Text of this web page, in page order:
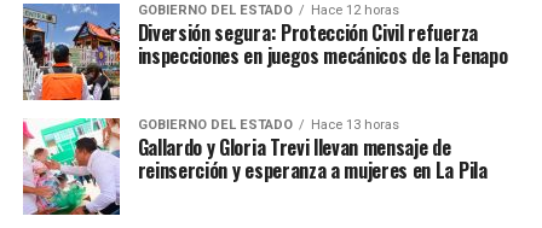
GOBIERNO DEL ESTADO Hace 12 horas
Diversión segura: Protección Civil refuerza
inspecciones en juegos mecánicos de la Fenapo
GOBIERNO DEL ESTADO Hace 13 horas
Gallardo y Gloria Trevi llevan mensaje de
reinserción y esperanza a mujeres en La Pila